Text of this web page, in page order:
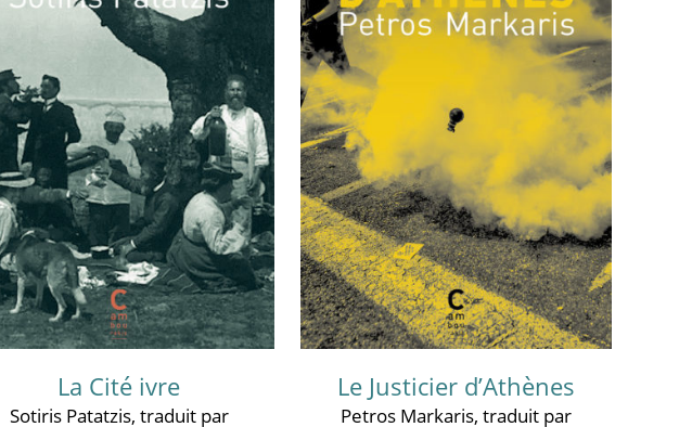
La Cité ivre
Sotiris Patatzis, traduit par
Le Justicier d’Athènes
Petros Markaris, traduit par